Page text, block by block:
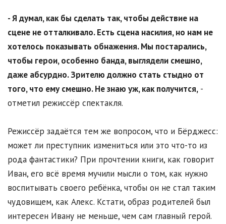
- Я думал, как бы сделать так, чтобы действие на
сцене не отталкивало. Есть сцена насилия, но нам не
хотелось показывать обнажения. Мы постарались,
чтобы герои, особенно банда, выглядели смешно,
даже абсурдно. Зрителю должно стать стыдно от
того, что ему смешно. Не знаю уж, как получится, -
отметил режиссёр спектакля.
Режиссёр задаётся тем же вопросом, что и Бёрджесс:
может ли преступник измениться или это что-то из
рода фантастики? При прочтении книги, как говорит
Иван, его всё время мучили мысли о том, как нужно
воспитывать своего ребёнка, чтобы он не стал таким
чудовищем, как Алекс. Кстати, образ родителей был
интересен Ивану не меньше, чем сам главный герой.